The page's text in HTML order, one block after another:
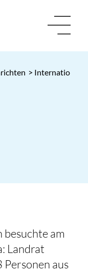
>
besuchte am
Landrat
aus